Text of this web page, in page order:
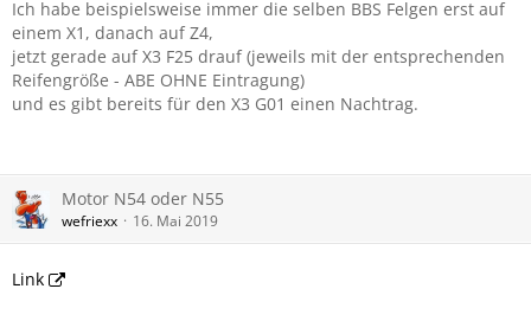
Ich habe beispielsweise immer die selben BBS Felgen erst auf
einem X1, danach auf Z4,
jetzt gerade auf X3 F25 drauf (jeweils mit der entsprechenden
Reifengröße - ABE OHNE Eintragung)
und es gibt bereits für den X3 G01 einen Nachtrag.
Motor N54 oder N55
wefriexx 16. Mai 2019
Link